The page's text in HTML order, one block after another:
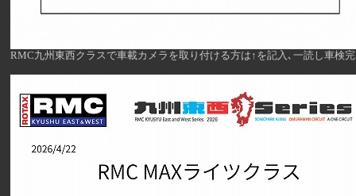
RMC九州東西クラスで車載カメラを取り付ける方は↑を記入､一読し車検